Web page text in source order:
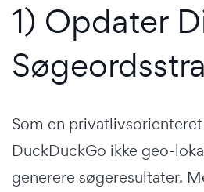
1) Opdater
Som en
DuckDuckGo ikke geo-
generere søgeresultater.